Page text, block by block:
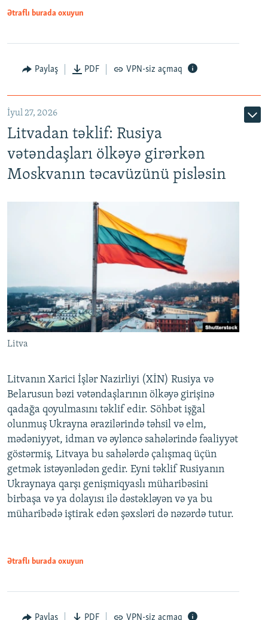
Ətraflı burada oxuyun
Paylaş PDF VPN-siz açmaq
İyul 27, 2026
Litvadan təklif: Rusiya
vətəndaşları ölkəyə girərkən
Moskvanın təcavüzünü pisləsin
Litva
Litvanın Xarici İşlər Nazirliyi (XİN) Rusiya və
Belarusun bəzi vətəndaşlarının ölkəyə girişinə
qadağa qoyulmasını təklif edir. Söhbət işğal
olunmuş Ukrayna ərazilərində təhsil və elm,
mədəniyyət, idman və əyləncə sahələrində fəaliyyət
göstərmiş, Litvaya bu sahələrdə çalışmaq üçün
getmək istəyənlədən gedir. Eyni təklif Rusiyanın
Ukraynaya qarşı genişmiqyaslı müharibəsini
birbaşa və ya dolayısı ilə dəstəkləyən və ya bu
müharibədə iştirak edən şəxsləri də nəzərdə tutur.
Ətraflı burada oxuyun
Paylaş PDF VPN-siz açmaq